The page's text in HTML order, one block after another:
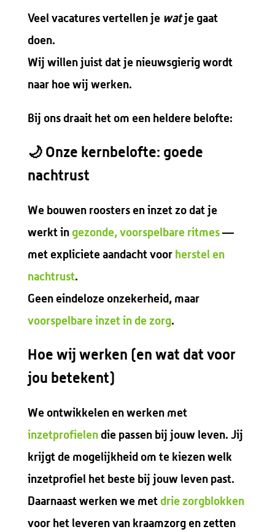
Veel vacatures vertellen je watje gaat
doen.
Wij willen juist dat je nieuwsgierig wordt
naar hoewij werken.
Bij ons draait het om een heldere belofte:
🌙Onze kernbelofte: goede
nachtrust
We bouwen roosters en inzet zo dat je
werkt in gezonde, voorspelbare ritmes—
met expliciete aandacht voor herstel en
nachtrust.
Geen eindeloze onzekerheid, maar
voorspelbare inzet in de zorg.
Hoe wij werken (en wat dat voor
jou betekent)
We ontwikkelen en werken met
inzetprofielendie passen bij jouw leven. Jij
krijgt de mogelijkheid om te kiezen welk
inzetprofiel het beste bij jouw leven past.
Daarnaast werken we met drie zorgblokken
voor het leveren van kraamzorg en zetten